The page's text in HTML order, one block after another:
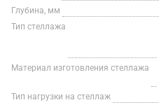
Глубина, мм
Тип стеллажа
Материал изготовления стеллажа
Тип нагрузки на стеллаж